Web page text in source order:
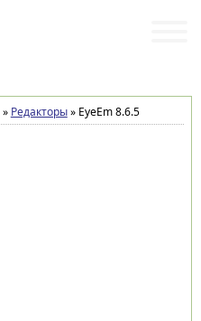
» Редакторы»EyeEm 8.6.5